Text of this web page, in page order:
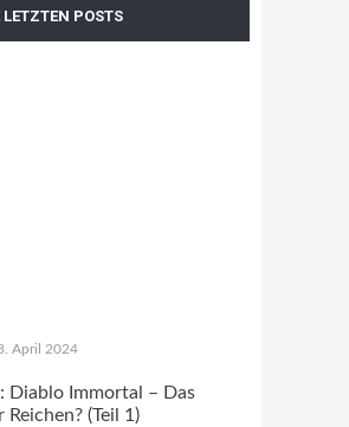
LETZTEN POSTS
April 2024
Diablo Immortal – Das
Reichen? (Teil 1)